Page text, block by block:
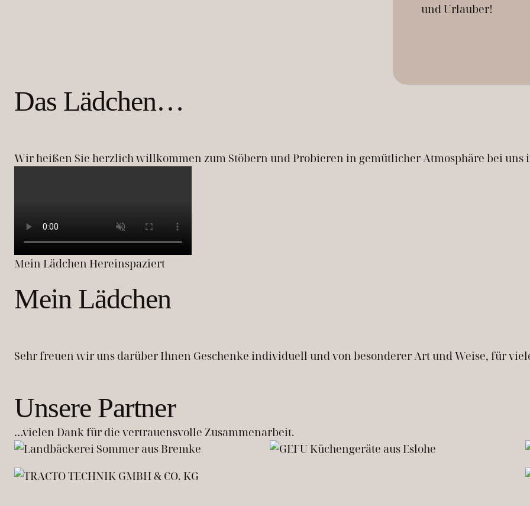
und Urlauber!
Das Lädchen…
Wir heißen Sie herzlich willkommen zum Stöbern und Probieren in gemütlicher Atmosphäre bei uns
Mein Lädchen Hereinspaziert
Mein Lädchen
Sehr freuen wir uns darüber Ihnen Geschenke individuell und von besonderer Art und Weise, für
Unsere Partner
…vielen Dank für die vertrauensvolle Zusammenarbeit.